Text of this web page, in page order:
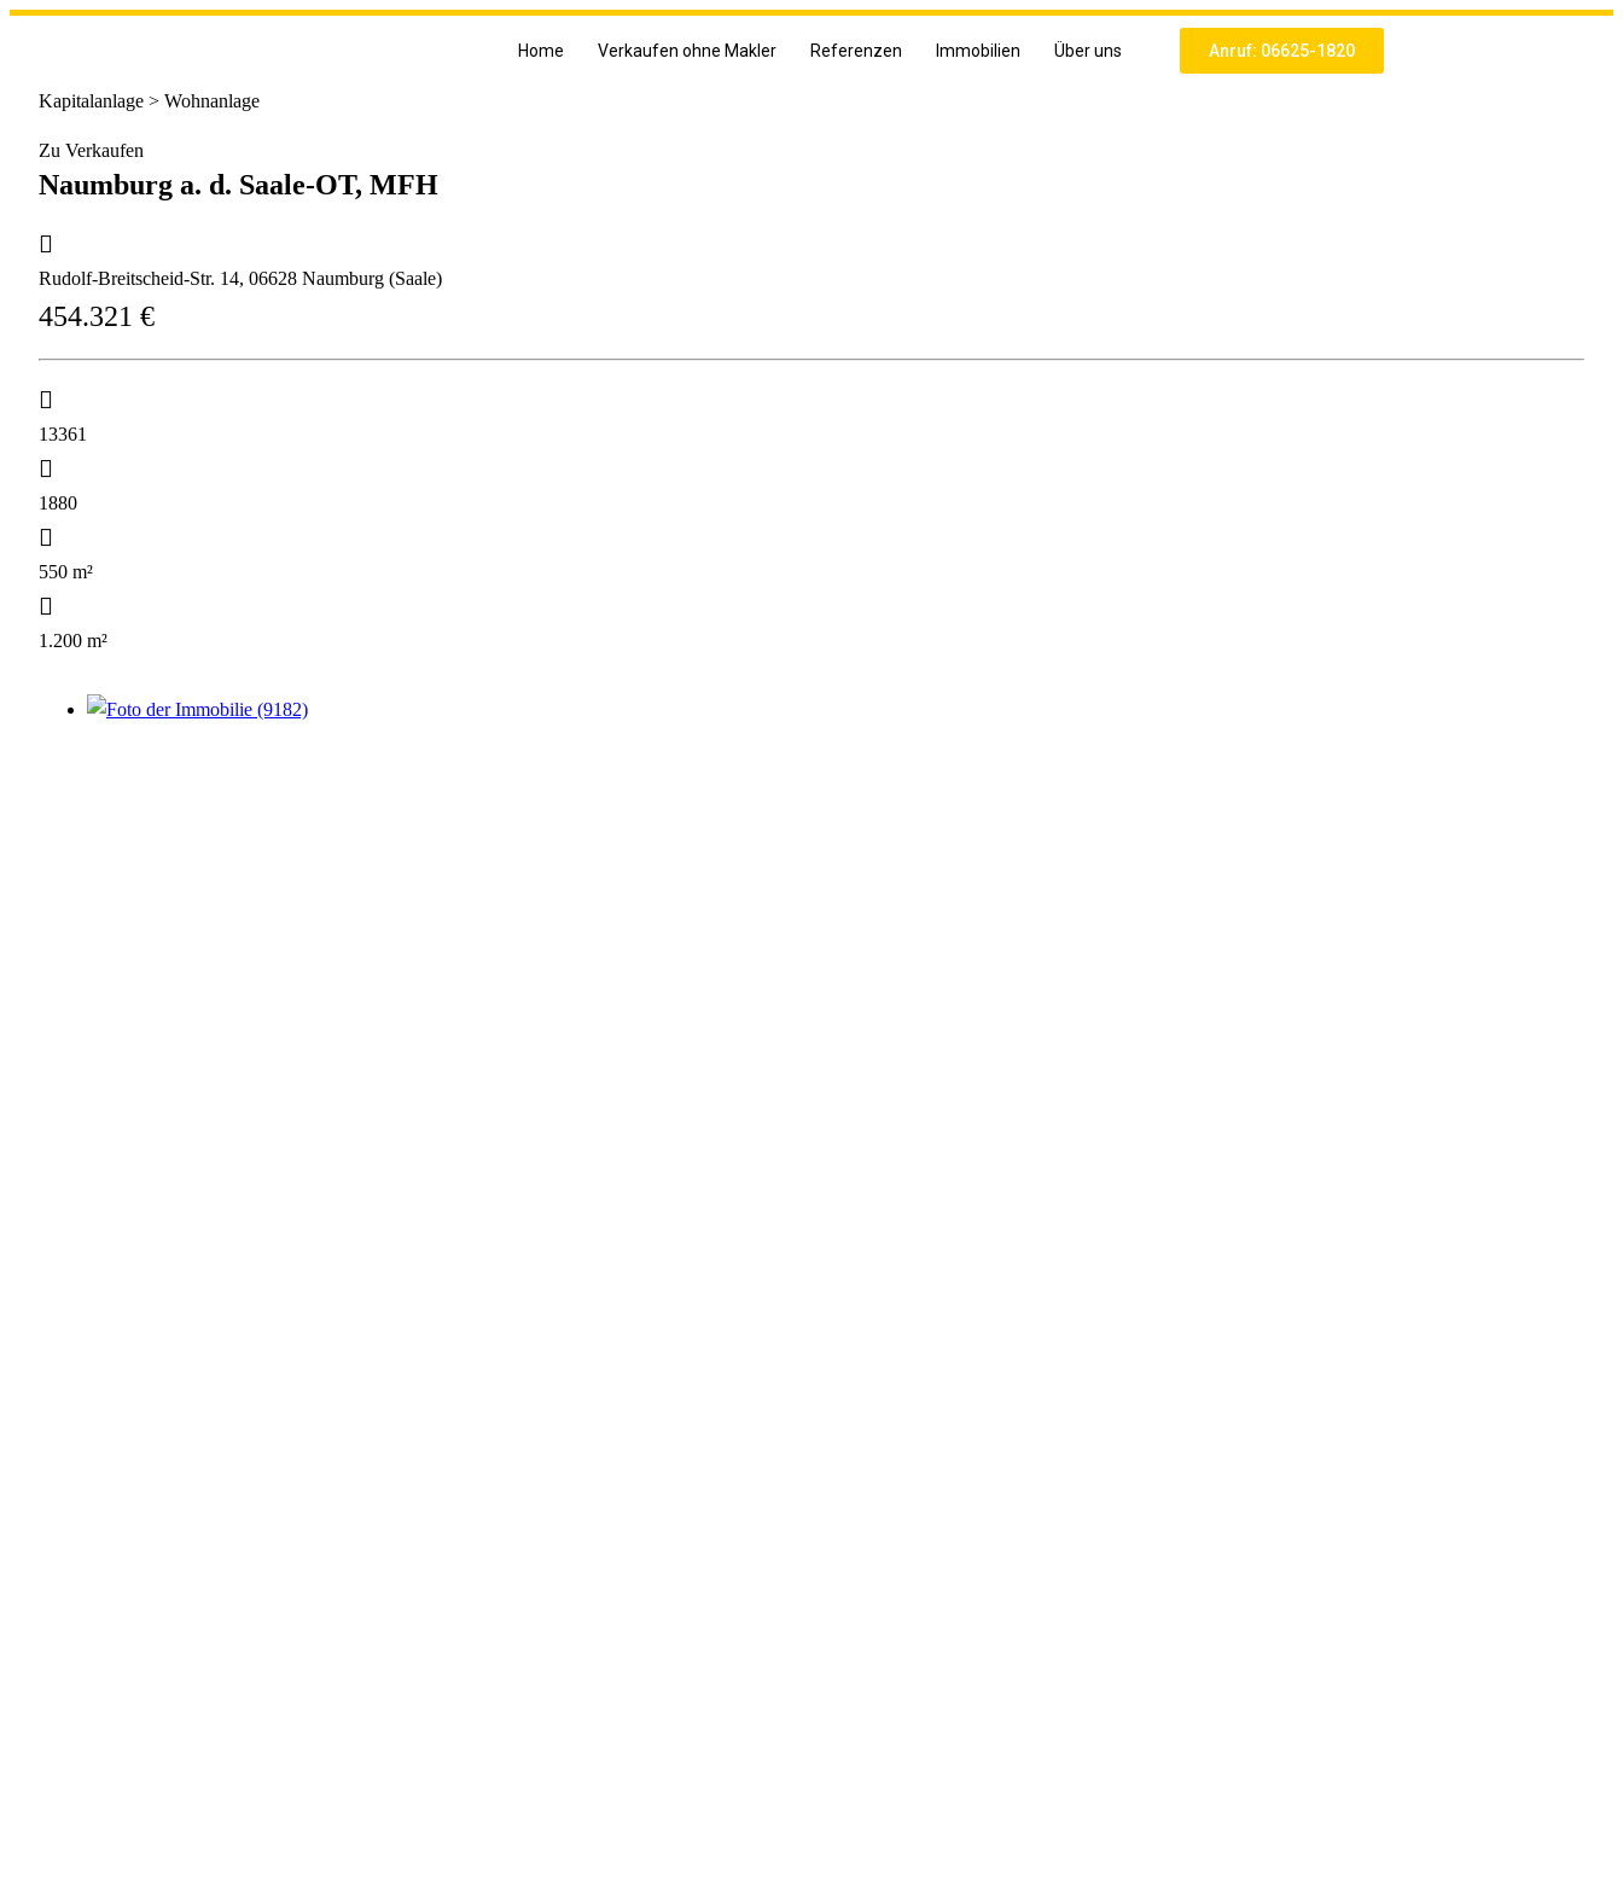
Home Verkaufen ohne Makler Referenzen Immobilien Über uns Anruf: 06625-1820
Kapitalanlage > Wohnanlage
Zu Verkaufen
Naumburg a. d. Saale-OT, MFH
Rudolf-Breitscheid-Str. 14, 06628 Naumburg (Saale)
454.321 €
13361
1880
550 m²
1.200 m²